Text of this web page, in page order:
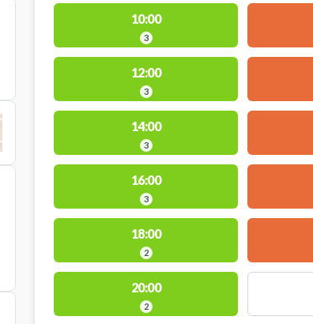
10:00
3
12:00
3
14:00
3
16:00
3
18:00
2
20:00
2